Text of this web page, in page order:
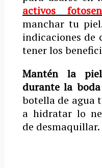
activos
manchar tu
indicaciones de
tener los
Mantén la
durante la boda
botella de agua
a hidratar lo
de desmaquillar.